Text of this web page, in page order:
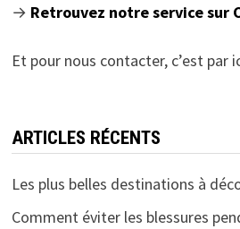
→ Retrouvez notre service sur
Et pour nous contacter, c’est par
ARTICLES RÉCENTS
Les plus belles destinations à
Comment éviter les blessures